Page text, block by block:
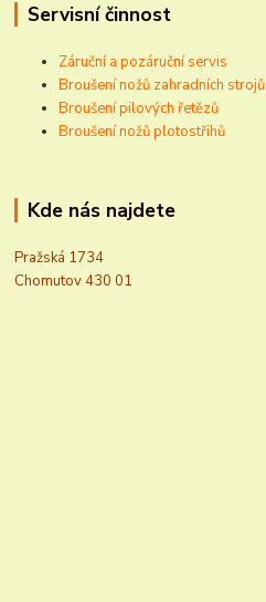
Servisní činnost
Záruční a pozáruční servis
Broušení nožů zahradních strojů
Broušení pilových řetězů
Broušení nožů plotostřihů
Kde nás najdete
Pražská 1734
Chomutov 430 01